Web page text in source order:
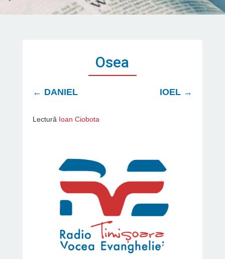
Osea
← DANIEL IOEL →
Lectură Ioan Ciobota